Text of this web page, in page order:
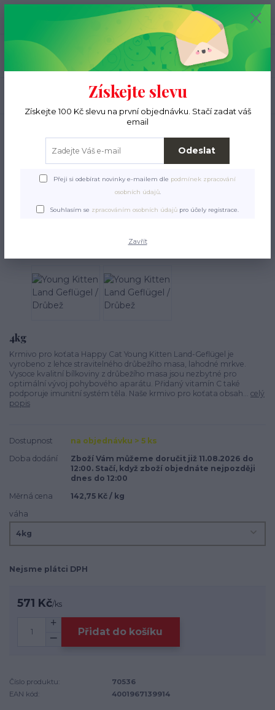
Menu
(Po-Pá, 9-15 hod.)
0 ks
0 Kč
Krmení a pamlsky Granulky
Kitten Land Geflügel / Drůbež
Young Kitten Land Geflügel
/ Drůbež
4kg
Krmivo pro koťata Happy Cat Young Kitten Land-Geflügel je
vyrobeno z lehce stravitelného drůbežího masa, lahodné mrkve.
Vysoce kvalitní bílkoviny z drůbežího masa jsou nezbytné pro
optimální vývoj pohybového aparátu. Přidaný vitamín C také
podporuje imunitní systém těla. Naše krmivo pro koťata obsah... celý
popis
Dostupnost
na objednávku > 5 ks
Doba dodání
Zboží Vám můžeme doručit již 11.08.2026 do
12:00. Stačí, když zboží objednáte nejpozději
dnes do 12:00
Měrná cena
142,75 Kč / kg
váha
Nejsme plátci DPH
571 Kč/ks
Přidat do košíku
Číslo produktu:
70536
EAN kód:
4001967139914
Získejte slevu
Získejte 100 Kč slevu na první objednávku. Stačí zadat váš
email
Odeslat
Přeji si odebírat novinky e-mailem dle podmínek zpracování
osobních údajů.
Souhlasím se zpracováním osobních údajů pro účely registrace.
Zavřít